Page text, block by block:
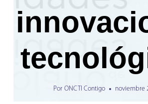
Por ONCTI Contigo noviembre